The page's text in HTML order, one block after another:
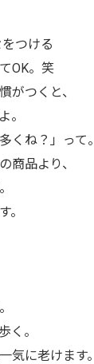
つける
OK。笑
がつくと、
。
くね？」って。
商品より、
。
く。
気に老けます。